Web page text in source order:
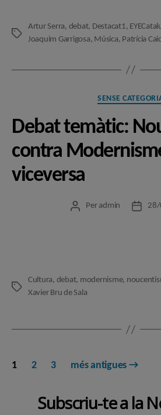
Etiquetes
Artur Serra, debat, Destacat1,
Joaquim Garrigosa, Música, Patrícia
SENSE
Debat temàtic:
contra
viceversa
Autor
Per admin
Data
Etiquetes
Cultura, debat, modernisme,
Xavier Bru de Sala
Paginació
1 2 3 més antigues →
Subscriu-te a la